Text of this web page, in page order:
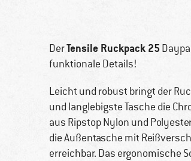
DerTensile Ruckpack 25
funktionale Details!
Leicht und robust bringt der
und langlebigste Tasche die
aus Ripstop Nylon und
die Außentasche mit
erreichbar. Das ergonomische